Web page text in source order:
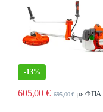
-13%
605,00€ 695,00€με ΦΠΑ